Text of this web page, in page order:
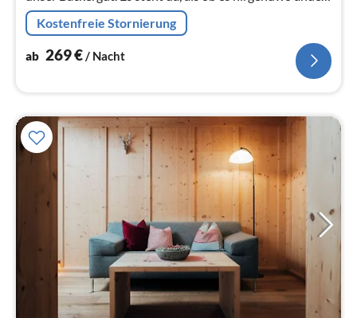
auf dieser Welt hingehört.
Kostenfreie Stornierung
ab 269€/ Nacht